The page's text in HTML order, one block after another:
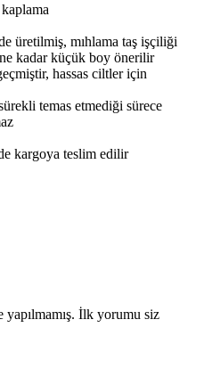
üretilmiş, mıhlama taş işçiliği
kadar küçük boy önerilir
hassas ciltler için
temas etmediği sürece
kargoya teslim edilir
İlk yorumu siz